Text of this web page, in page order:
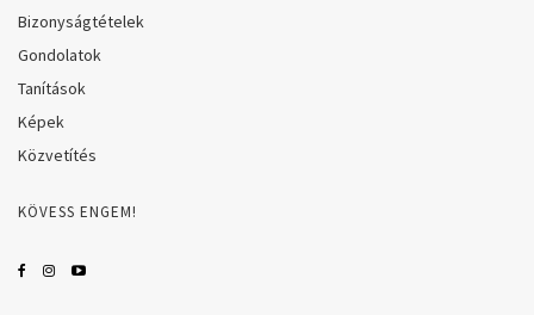
Bizonyságtételek
Gondolatok
Tanítások
Képek
Közvetítés
KÖVESS ENGEM!